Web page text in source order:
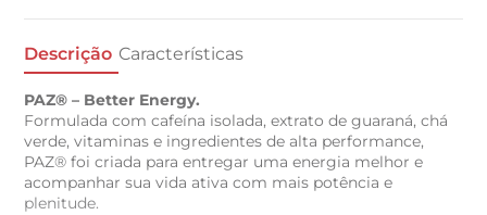
Descrição Características
PAZ® – Better Energy.
Formulada com cafeína isolada, extrato de guaraná, chá
verde, vitaminas e ingredientes de alta performance,
PAZ® foi criada para entregar uma energia melhor e
acompanhar sua vida ativa com mais potência e
plenitude.